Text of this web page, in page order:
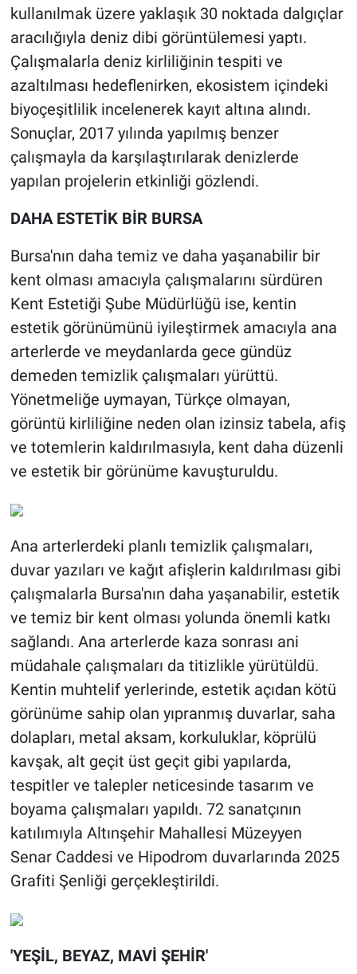
kullanılmak üzere yaklaşık 30 noktada dalgıçlar
aracılığıyla deniz dibi görüntülemesi yaptı.
Çalışmalarla deniz kirliliğinin tespiti ve
azaltılması hedeflenirken, ekosistem içindeki
biyoçeşitlilik incelenerek kayıt altına alındı.
Sonuçlar, 2017 yılında yapılmış benzer
çalışmayla da karşılaştırılarak denizlerde
yapılan projelerin etkinliği gözlendi.
DAHA ESTETİK BİR BURSA
Bursa'nın daha temiz ve daha yaşanabilir bir
kent olması amacıyla çalışmalarını sürdüren
Kent Estetiği Şube Müdürlüğü ise, kentin
estetik görünümünü iyileştirmek amacıyla ana
arterlerde ve meydanlarda gece gündüz
demeden temizlik çalışmaları yürüttü.
Yönetmeliğe uymayan, Türkçe olmayan,
görüntü kirliliğine neden olan izinsiz tabela, afiş
ve totemlerin kaldırılmasıyla, kent daha düzenli
ve estetik bir görünüme kavuşturuldu.
Ana arterlerdeki planlı temizlik çalışmaları,
duvar yazıları ve kağıt afişlerin kaldırılması gibi
çalışmalarla Bursa'nın daha yaşanabilir, estetik
ve temiz bir kent olması yolunda önemli katkı
sağlandı. Ana arterlerde kaza sonrası ani
müdahale çalışmaları da titizlikle yürütüldü.
Kentin muhtelif yerlerinde, estetik açıdan kötü
görünüme sahip olan yıpranmış duvarlar, saha
dolapları, metal aksam, korkuluklar, köprülü
kavşak, alt geçit üst geçit gibi yapılarda,
tespitler ve talepler neticesinde tasarım ve
boyama çalışmaları yapıldı. 72 sanatçının
katılımıyla Altınşehir Mahallesi Müzeyyen
Senar Caddesi ve Hipodrom duvarlarında 2025
Grafiti Şenliği gerçekleştirildi.
'YEŞİL, BEYAZ, MAVİ ŞEHİR'